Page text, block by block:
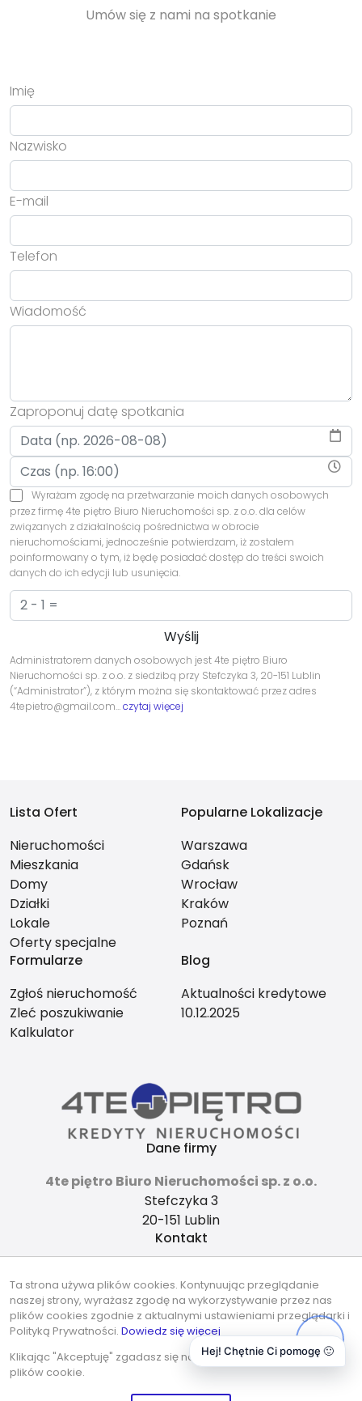
Umów się z nami na spotkanie
Imię
Nazwisko
E-mail
Telefon
Wiadomość
Zaproponuj datę spotkania
Wyrażam zgodę na przetwarzanie moich danych osobowych
przez firmę 4te piętro Biuro Nieruchomości sp. z o.o. dla celów
związanych z działalnością pośrednictwa w obrocie
nieruchomościami, jednocześnie potwierdzam, iż zostałem
poinformowany o tym, iż będę posiadać dostęp do treści swoich
danych do ich edycji lub usunięcia.
Administratorem danych osobowych jest 4te piętro Biuro
Nieruchomości sp. z o.o. z siedzibą przy Stefczyka 3, 20-151 Lublin
(“Administrator”), z którym można się skontaktować przez adres
4tepietro@gmail.com…czytaj więcej
Lista Ofert
Nieruchomości
Mieszkania
Domy
Działki
Lokale
Oferty specjalne
Popularne Lokalizacje
Warszawa
Gdańsk
Wrocław
Kraków
Poznań
Formularze
Zgłoś nieruchomość
Zleć poszukiwanie
Kalkulator
Blog
Aktualności kredytowe
10.12.2025
Dane firmy
4te piętro Biuro Nieruchomości sp. z o.o.
Stefczyka 3
20-151 Lublin
Kontakt
737-490-490
Znajdziesz nas tu
Ta strona używa plików cookies. Kontynuując przeglądanie
naszej strony, wyrażasz zgodę na wykorzystywanie przez nas
plików cookies zgodnie z aktualnymi ustawieniami przeglądarki i
Polityką Prywatności. Dowiedz się więcej
Klikając "Akceptuję" zgadasz się na wykorzystywanie przez nas
plików cookie.
Hej! Chętnie Ci pomogę 🙂